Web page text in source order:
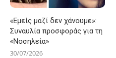
«Εμείς μαζί δεν χάνουμε»:
Συναυλία προσφοράς για τη
«Νοσηλεία»
30/07/2026